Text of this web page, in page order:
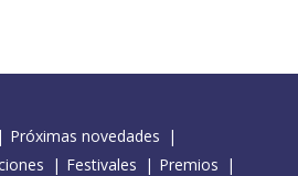
Próximas novedades
Festivales
Premios